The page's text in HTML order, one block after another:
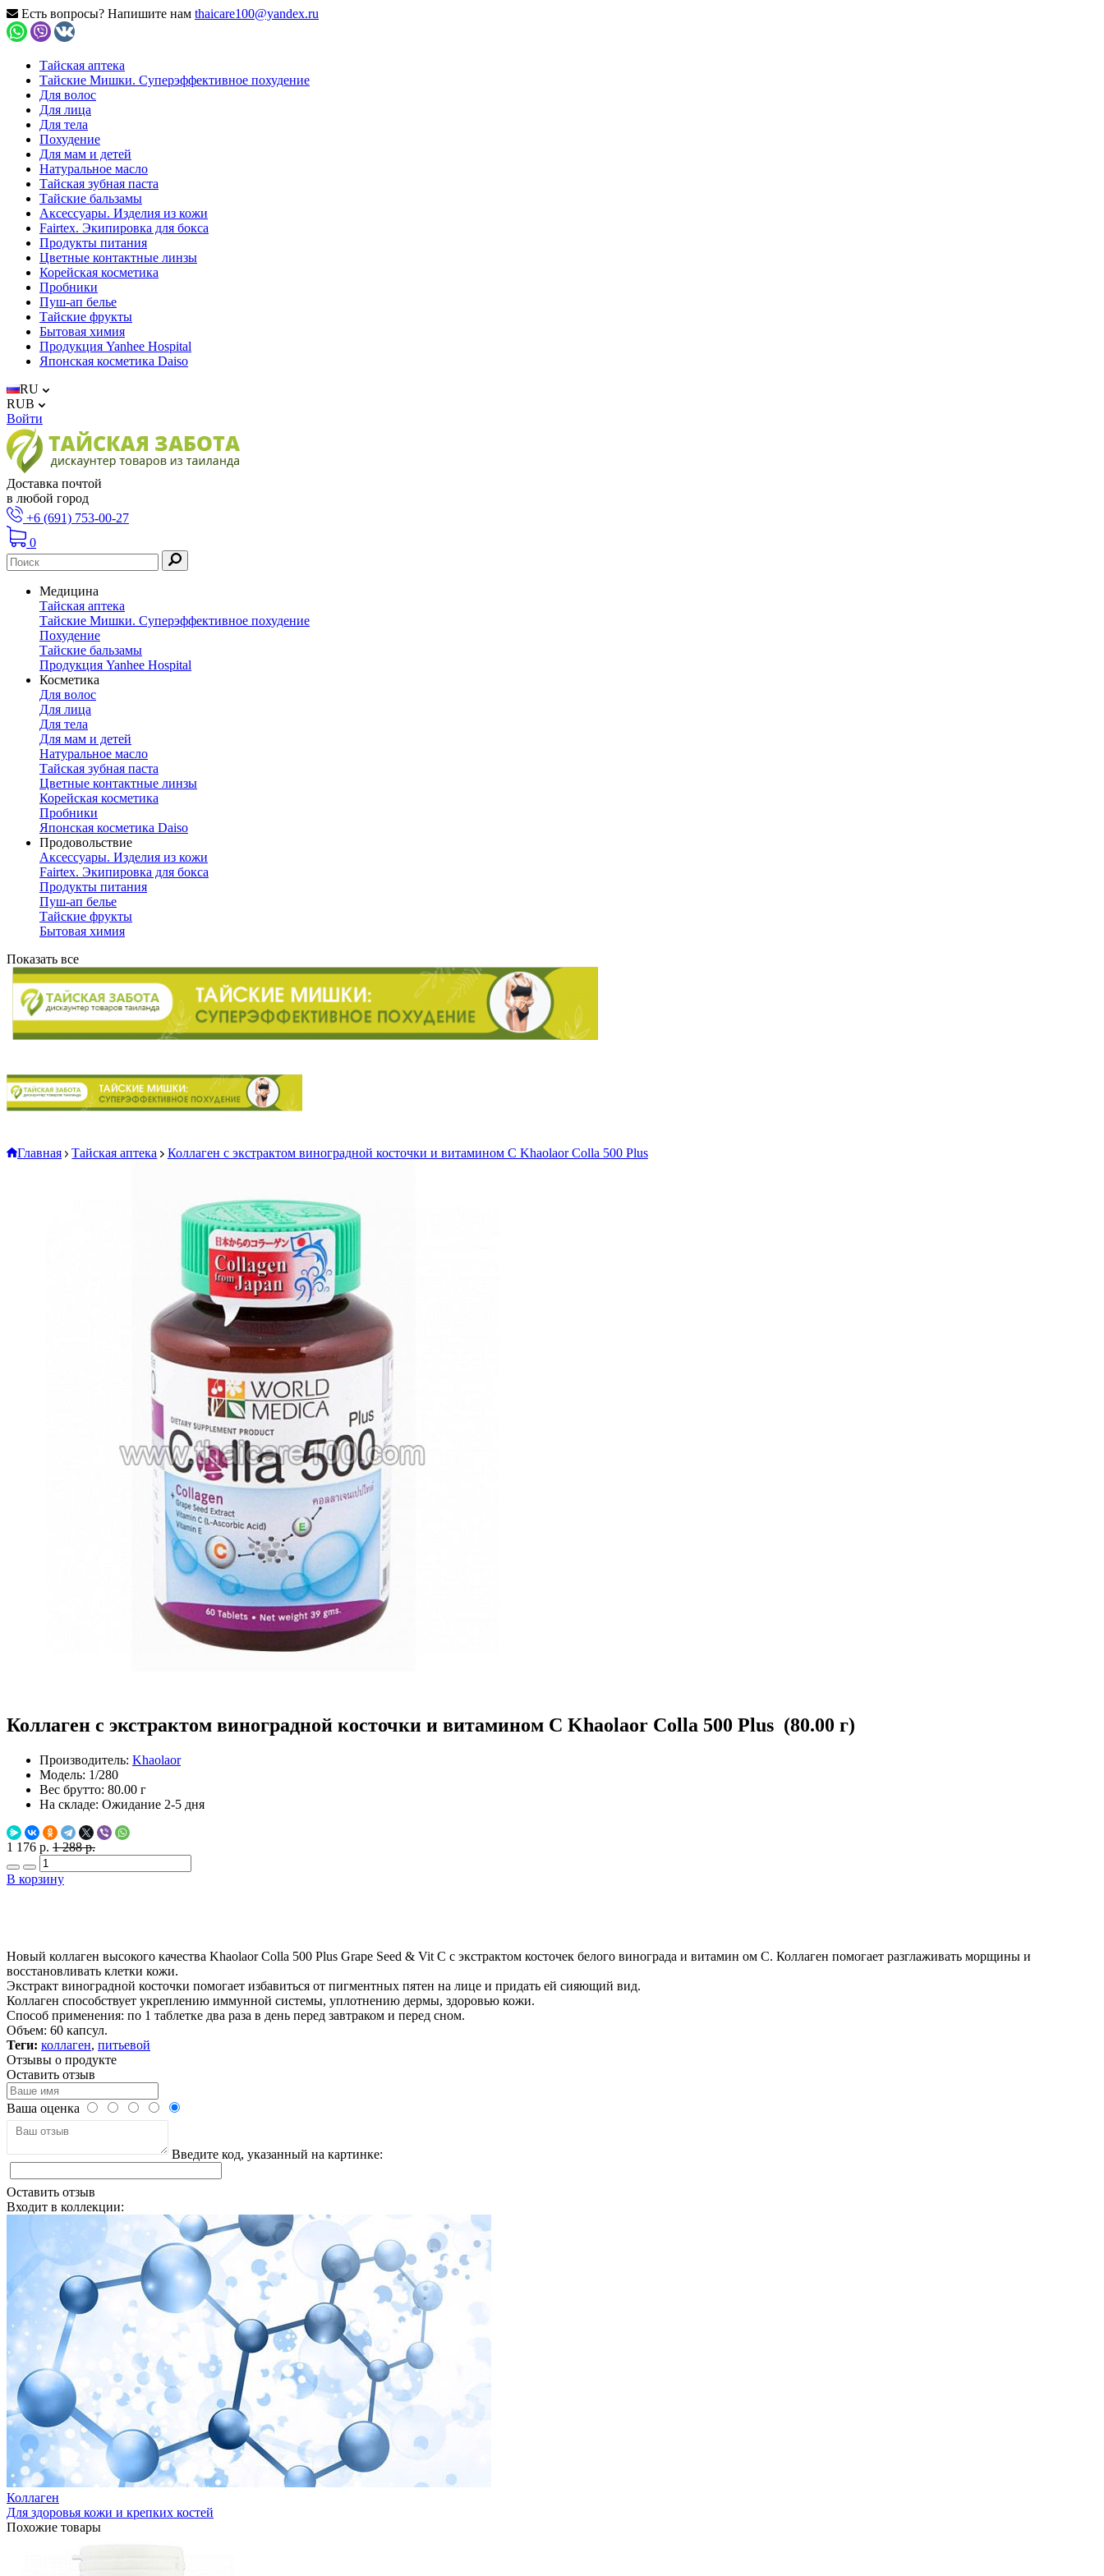
Есть вопросы? Напишите нам thaicare100@yandex.ru
Тайская аптека
Тайские Мишки. Суперэффективное похудение
Для волос
Для лица
Для тела
Похудение
Для мам и детей
Натуральное масло
Тайская зубная паста
Тайские бальзамы
Аксессуары. Изделия из кожи
Fairtex. Экипировка для бокса
Продукты питания
Цветные контактные линзы
Корейская косметика
Пробники
Пуш-ап белье
Тайские фрукты
Бытовая химия
Продукция Yanhee Hospital
Японская косметика Daiso
RU
RUB
Войти
Доставка почтой
в любой город
+6 (691) 753-00-27
0
Медицина
Тайская аптека
Тайские Мишки. Суперэффективное похудение
Похудение
Тайские бальзамы
Продукция Yanhee Hospital
Косметика
Для волос
Для лица
Для тела
Для мам и детей
Натуральное масло
Тайская зубная паста
Цветные контактные линзы
Корейская косметика
Пробники
Японская косметика Daiso
Продовольствие
Аксессуары. Изделия из кожи
Fairtex. Экипировка для бокса
Продукты питания
Пуш-ап белье
Тайские фрукты
Бытовая химия
Показать все
Главная Тайская аптека Коллаген с экстрактом виноградной косточки и витамином С Khaolaor Colla 500 Plus
Коллаген с экстрактом виноградной косточки и витамином С Khaolaor Colla 500 Plus (80.00 г)
Производитель: Khaolaor
Модель: 1/280
Вес брутто: 80.00 г
На складе: Ожидание 2-5 дня
1 176 р. 1 288 р.
В корзину
Новый коллаген высокого качества Khaolaor Colla 500 Plus Grape Seed & Vit C с экстрактом косточек белого винограда и витамин ом С. Коллаген помогает разглаживать морщины и
восстановливать клетки кожи.
Экстракт виноградной косточки помогает избавиться от пигментных пятен на лице и придать ей сияющий вид.
Коллаген способствует укреплению иммунной системы, уплотнению дермы, здоровью кожи.
Способ применения: по 1 таблетке два раза в день перед завтраком и перед сном.
Объем: 60 капсул.
Теги: коллаген, питьевой
Отзывы о продукте
Оставить отзыв
Ваша оценка
Введите код, указанный на картинке:
Оставить отзыв
Входит в коллекции:
Коллаген
Для здоровья кожи и крепких костей
Похожие товары